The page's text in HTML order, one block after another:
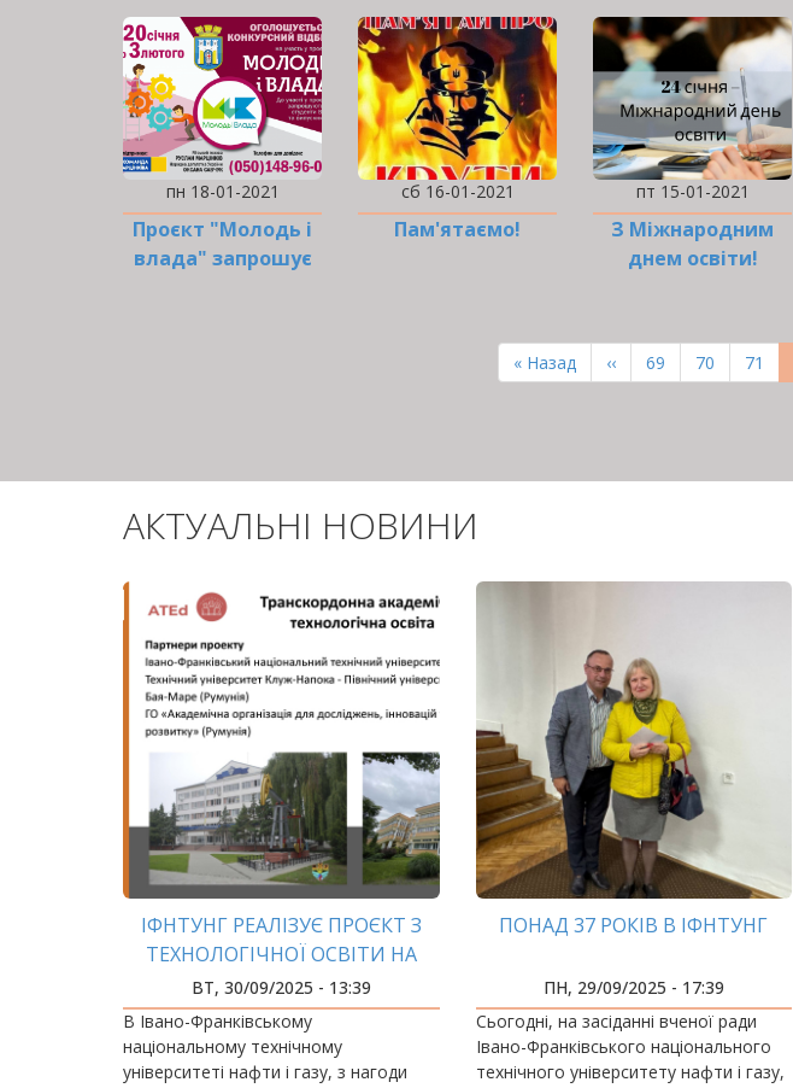
та…
платні послуги на
2021 рік!
пн 18-01-2021
Проєкт "Молодь і
влада" запрошує
сб 16-01-2021
Пам'ятаємо!
пт 15-01-2021
З Міжнародним
днем освіти!
Перша
сторінка
« Назад
Попередня
сторінка
‹‹ Page
69 Page
70 Page
71
АКТУАЛЬНІ НОВИНИ
ІФНТУНГ РЕАЛІЗУЄ ПРОЄКТ З
ТЕХНОЛОГІЧНОЇ ОСВІТИ НА
ПОНАД 800 ТИСЯЧ ЄВРО
ВТ, 30/09/2025 - 13:39
В Івано-Франківському
національному технічному
університеті нафти і газу, з нагоди
ПОНАД 37 РОКІВ В ІФНТУНГ
ПН, 29/09/2025 - 17:39
Сьогодні, на засіданні вченої ради
Івано-Франківського національного
технічного університету нафти і газу,